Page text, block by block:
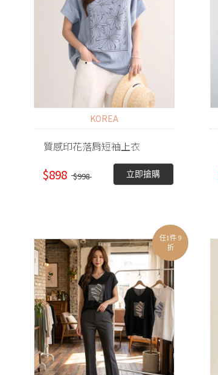
KOREA
質感印花落肩短袖上衣
$898 $998 立即搶購
任1件 9
折